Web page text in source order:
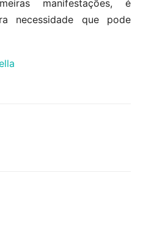
manifestações, é
necessidade que pode